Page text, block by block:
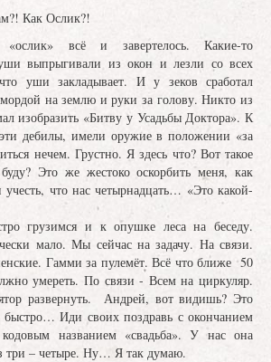
Как Ослик?!
всё и завертелось. Какие-то
выпрыгивали из окон и лезли со всех
уши закладывает. И у зеков сработал
на землю и руки за голову. Никто из
изобразить «Битву у Усадьбы Доктора». К
дебилы, имели оружие в положении «за
нечем. Грустно. Я здесь что? Вот такое
Это же жестоко оскорбить меня, как
что нас четырнадцать… «Это какой-
грузимся и к опушке леса на беседу.
мало. Мы сейчас на задачу. На связи.
Гамми за пулемёт. Всё что ближе 50
умереть. По связи - Всем на циркуляр.
развернуть. Андрей, вот видишь? Это
Иди своих поздравь с окончанием
названием «свадьба». У нас она
три – четыре. Ну… Я так думаю.